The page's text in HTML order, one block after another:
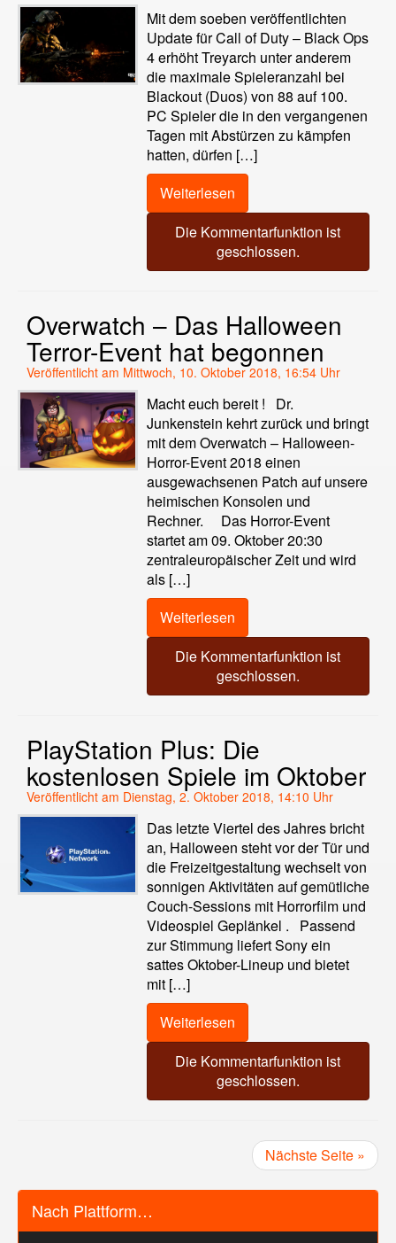
Mit dem soeben veröffentlichten
Update für Call of Duty – Black Ops
4 erhöht Treyarch unter anderem
die maximale Spieleranzahl bei
Blackout (Duos) von 88 auf 100.
PC Spieler die in den vergangenen
Tagen mit Abstürzen zu kämpfen
hatten, dürfen […]
Weiterlesen
Die Kommentarfunktion ist
geschlossen.
Overwatch – Das Halloween
Terror-Event hat begonnen
Veröffentlicht am Mittwoch, 10. Oktober 2018, 16:54 Uhr
Macht euch bereit ! Dr.
Junkenstein kehrt zurück und bringt
mit dem Overwatch – Halloween-
Horror-Event 2018 einen
ausgewachsenen Patch auf unsere
heimischen Konsolen und
Rechner. Das Horror-Event
startet am 09. Oktober 20:30
zentraleuropäischer Zeit und wird
als […]
Weiterlesen
Die Kommentarfunktion ist
geschlossen.
PlayStation Plus: Die
kostenlosen Spiele im Oktober
Veröffentlicht am Dienstag, 2. Oktober 2018, 14:10 Uhr
Das letzte Viertel des Jahres bricht
an, Halloween steht vor der Tür und
die Freizeitgestaltung wechselt von
sonnigen Aktivitäten auf gemütliche
Couch-Sessions mit Horrorfilm und
Videospiel Geplänkel . Passend
zur Stimmung liefert Sony ein
sattes Oktober-Lineup und bietet
mit […]
Weiterlesen
Die Kommentarfunktion ist
geschlossen.
Nächste Seite »
Nach Plattform…